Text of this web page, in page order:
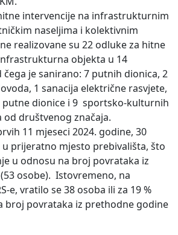
intervencije na infrastrukturnim
naseljima i kolektivnim
realizovane su 22 odluke za hitne
objekta u 14
je sanirano: 7 putnih dionica, 2
1 sanacija električne rasvjete,
putne dionice i 9 sportsko-kulturnih
društvenog značaja.
11 mjeseci 2024. godine, 30
u prijeratno mjesto prebivališta, što
u odnosu na broj povrataka iz
osobe). Istovremeno, na
e, vratilo se 38 osoba ili za 19 %
broj povrataka iz prethodne godine